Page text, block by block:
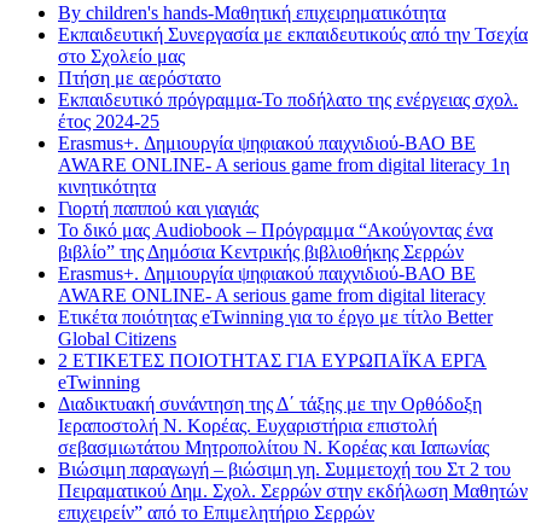
By children's hands-Μαθητική επιχειρηματικότητα
Εκπαιδευτική Συνεργασία με εκπαιδευτικούς από την Τσεχία
στο Σχολείο μας
Πτήση με αερόστατο
Εκπαιδευτικό πρόγραμμα-Το ποδήλατο της ενέργειας σχολ.
έτος 2024-25
Erasmus+. Δημιουργία ψηφιακού παιχνιδιού-ΒΑΟ BE
AWARE ONLINE- A serious game from digital literacy 1η
κινητικότητα
Γιορτή παππού και γιαγιάς
Το δικό μας Audiobook – Πρόγραμμα “Ακούγοντας ένα
βιβλίο” της Δημόσια Κεντρικής βιβλιοθήκης Σερρών
Erasmus+. Δημιουργία ψηφιακού παιχνιδιού-ΒΑΟ BE
AWARE ONLINE- A serious game from digital literacy
Ετικέτα ποιότητας eTwinning για το έργο με τίτλο Better
Global Citizens
2 ΕΤΙΚΕΤΕΣ ΠΟΙΟΤΗΤΑΣ ΓΙΑ ΕΥΡΩΠΑΪΚΑ ΕΡΓΑ
eTwinning
Διαδικτυακή συνάντηση της Δ΄ τάξης με την Ορθόδοξη
Ιεραποστολή Ν. Κορέας. Ευχαριστήρια επιστολή
σεβασμιωτάτου Μητροπολίτου Ν. Κορέας και Ιαπωνίας
Βιώσιμη παραγωγή – βιώσιμη γη. Συμμετοχή του Στ 2 του
Πειραματικού Δημ. Σχολ. Σερρών στην εκδήλωση Μαθητών
επιχειρείν” από το Επιμελητήριο Σερρών